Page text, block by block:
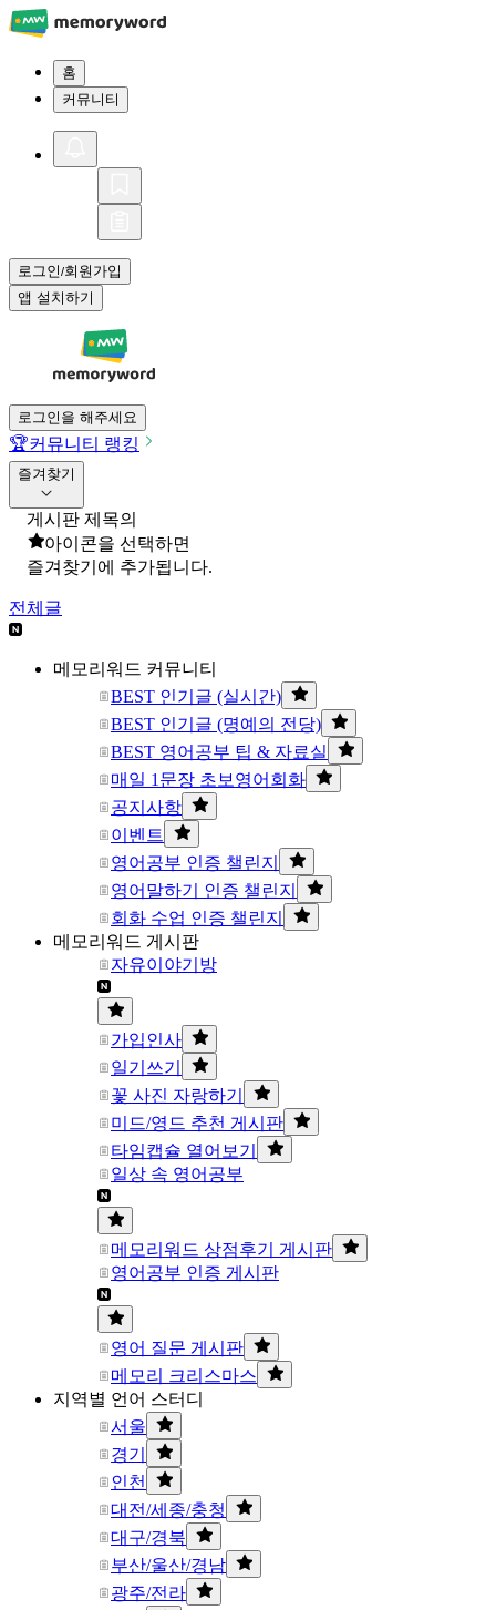
홈
커뮤니티
로그인/회원가입
앱 설치하기
로그인을 해주세요
🏆커뮤니티 랭킹
즐겨찾기
게시판 제목의
아이콘을 선택하면
즐겨찾기에 추가됩니다.
전체글
메모리워드 커뮤니티
BEST 인기글 (실시간)
BEST 인기글 (명예의 전당)
BEST 영어공부 팁 & 자료실
매일 1문장 초보영어회화
공지사항
이벤트
영어공부 인증 챌린지
영어말하기 인증 챌린지
회화 수업 인증 챌린지
메모리워드 게시판
자유이야기방
가입인사
일기쓰기
꽃 사진 자랑하기
미드/영드 추천 게시판
타임캡슐 열어보기
일상 속 영어공부
메모리워드 상점후기 게시판
영어공부 인증 게시판
영어 질문 게시판
메모리 크리스마스
지역별 언어 스터디
서울
경기
인천
대전/세종/충청
대구/경북
부산/울산/경남
광주/전라